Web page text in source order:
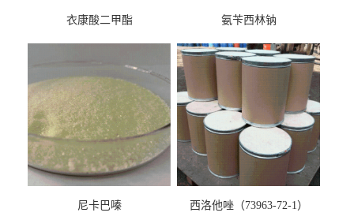
衣康酸二甲酯 氨苄西林钠
尼卡巴嗪 西洛他唑（73963-72-1）